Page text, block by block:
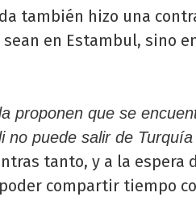
también hizo una
en Estambul, sino
proponen que se
no puede salir de
tanto, y a la espera
compartir tiempo